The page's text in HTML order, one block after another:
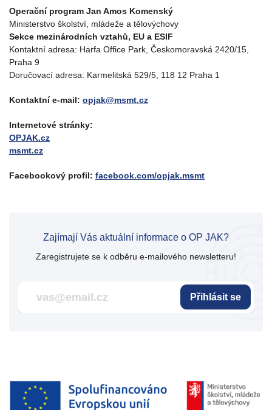
Operační program Jan Amos Komenský
Ministerstvo školství, mládeže a tělovýchovy
Sekce mezinárodních vztahů, EU a ESIF
Kontaktní adresa: Harfa Office Park, Českomoravská 2420/15,
Praha 9
Doručovací adresa: Karmelitská 529/5, 118 12 Praha 1
Kontaktní e-mail: opjak@msmt.cz
Internetové stránky:
OPJAK.cz
msmt.cz
Facebookový profil: facebook.com/opjak.msmt
Zajímají Vás aktuální informace o OP JAK?
Zaregistrujete se k odběru e-mailového newsletteru!
Přihlásit se